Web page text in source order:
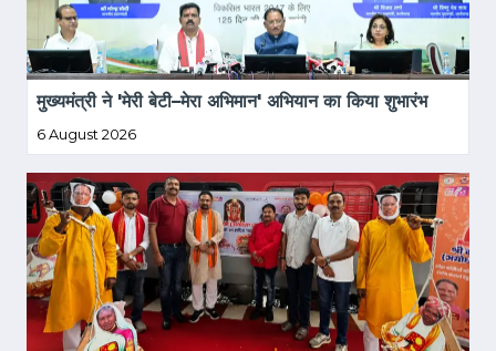
मुख्यमंत्री ने 'मेरी बेटी–मेरा अभिमान' अभियान का किया शुभारंभ
6 August 2026